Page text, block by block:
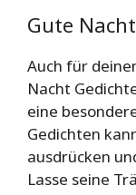
Gute
Auch für
Nacht
eine
Gedichten
ausdrücken
Lasse seine